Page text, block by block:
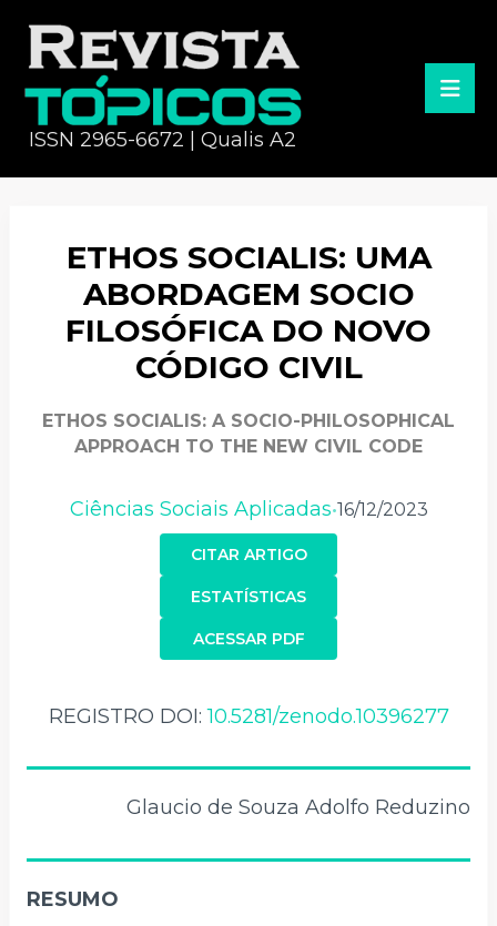
ISSN 2965-6672 | Qualis A2
ETHOS SOCIALIS: UMA
ABORDAGEM SOCIO
FILOSÓFICA DO NOVO
CÓDIGO CIVIL
ETHOS SOCIALIS: A SOCIO-PHILOSOPHICAL
APPROACH TO THE NEW CIVIL CODE
Ciências Sociais Aplicadas•16/12/2023
CITAR ARTIGO
ACESSAR PDF
ESTATÍSTICAS
REGISTRO DOI:10.5281/zenodo.10396277
Glaucio de Souza Adolfo Reduzino
RESUMO